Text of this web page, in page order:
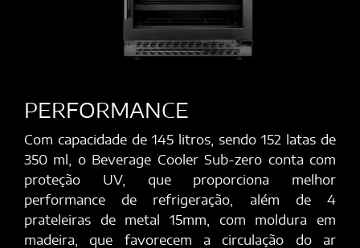
PERFORMANCE
Com capacidade de 145 litros, sendo 152 latas de
350 ml, o Beverage Cooler Sub-zero conta com
proteção UV, que proporciona melhor
performance de refrigeração, além de 4
prateleiras de metal 15mm, com moldura em
madeira, que favorecem a circulação do ar